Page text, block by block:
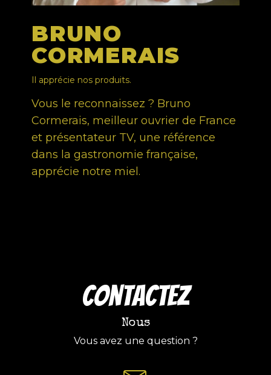
BRUNO
CORMERAIS
Il apprécie nos produits.
Vous le reconnaissez ? Bruno
Cormerais, meilleur ouvrier de France
et présentateur TV, une référence
dans la gastronomie française,
apprécie notre miel.
COntactez
Nous
Vous avez une question ?